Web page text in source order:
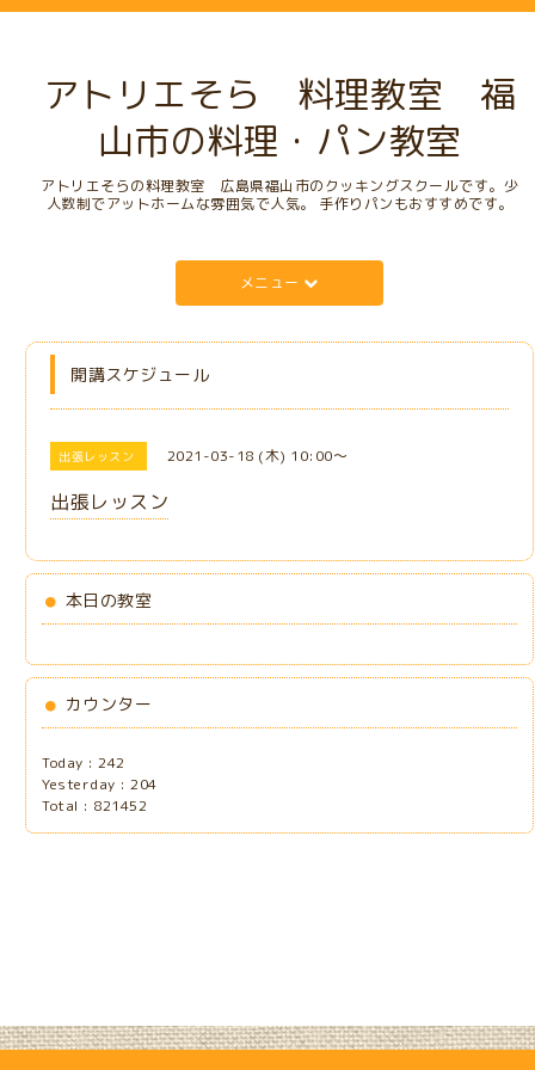
アトリエそら 料理教室 福
山市の料理・パン教室
アトリエそらの料理教室 広島県福山市のクッキングスクールです。少
人数制でアットホームな雰囲気で人気。 手作りパンもおすすめです。
メニュー
開講スケジュール
出張レッスン 2021-03-18 (木) 10:00～
出張レッスン
本日の教室
カウンター
Today :242
Yesterday :204
Total : 821452